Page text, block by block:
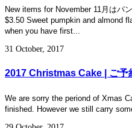
New items for November 11月はパ
$3.50 Sweet pumpkin and almond
when you have first...
31 October, 2017
2017 Christmas Cake | ご予
We are sorry the periond of Xmas
finished. However we still carry